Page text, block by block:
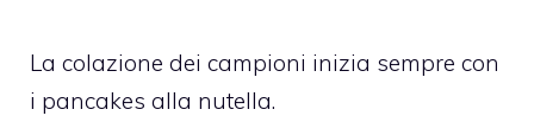
La colazione dei campioni inizia sempre con
i pancakes alla nutella.